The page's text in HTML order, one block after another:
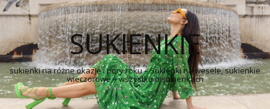
SUKIENKIE
sukienki na różne okazje i pory roku – Sukienki na wesele, sukienkie
wieczorowe – wszystko o sukienkach